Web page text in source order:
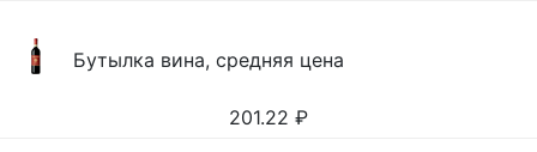
Бутылка вина, средняя цена
201.22 ₽